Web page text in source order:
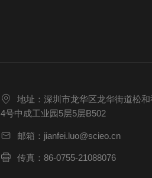
地址：深圳市龙华区龙华街道松
4号中成工业园5层5层B502
邮箱：jianfei.luo@scieo.cn
传真：86-0755-21088076